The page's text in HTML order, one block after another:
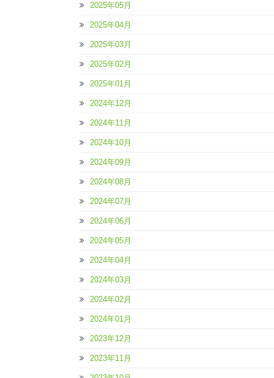
2025年05月
2025年04月
2025年03月
2025年02月
2025年01月
2024年12月
2024年11月
2024年10月
2024年09月
2024年08月
2024年07月
2024年06月
2024年05月
2024年04月
2024年03月
2024年02月
2024年01月
2023年12月
2023年11月